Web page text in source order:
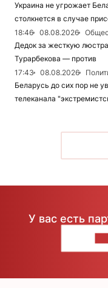
Украина не угрожает
столкнется в случае
18:46
08.08.2026
Дедок за жесткую
Турарбекова — против
17:43
08.08.2026
Беларусь до сих пор не
телеканала
У вас есть